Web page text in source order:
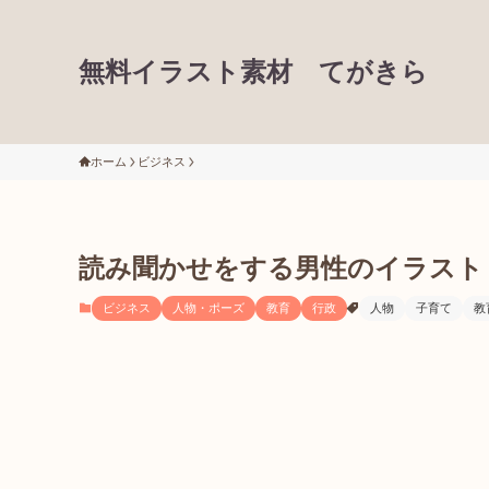
無料イラスト素材 てがきら
ホーム ビジネス
読み聞かせをする男性のイラスト
ビジネス 人物・ポーズ 教育 行政 人物 子育て 教